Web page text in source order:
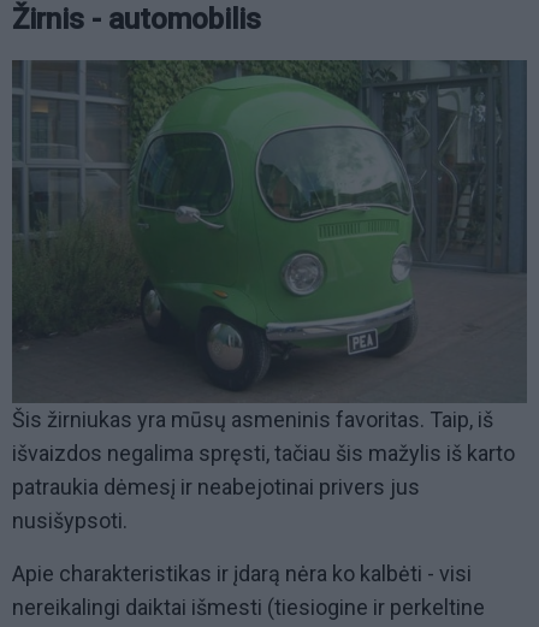
Žirnis - automobilis
Šis žirniukas yra mūsų asmeninis favoritas. Taip, iš
išvaizdos negalima spręsti, tačiau šis mažylis iš karto
patraukia dėmesį ir neabejotinai privers jus
nusišypsoti.
Apie charakteristikas ir įdarą nėra ko kalbėti - visi
nereikalingi daiktai išmesti (tiesiogine ir perkeltine